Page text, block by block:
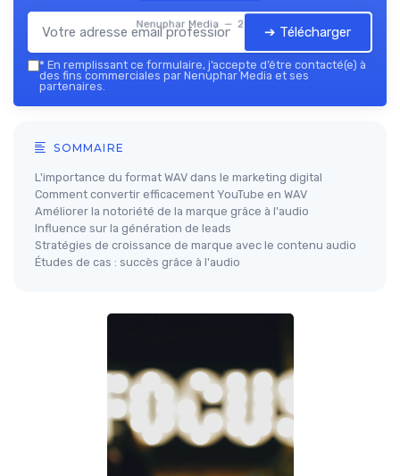
Nenuphar Media — 2026
➔ Télécharger
* En remplissant ce formulaire, j’accepte d’être contacté(e) à
des fins commerciales par Nenuphar Media et ses
partenaires.
SOMMAIRE
L'importance du format WAV dans le marketing digital
Comment convertir efficacement YouTube en WAV
Améliorer la notoriété de la marque grâce à l'audio
Influence sur la génération de leads
Stratégies de croissance de marque avec le contenu audio
Études de cas : succès grâce à l'audio